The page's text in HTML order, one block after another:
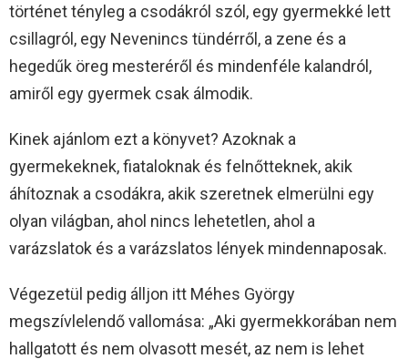
történet tényleg a csodákról szól, egy gyermekké lett
csillagról, egy Nevenincs tündérről, a zene és a
hegedűk öreg mesteréről és mindenféle kalandról,
amiről egy gyermek csak álmodik.
Kinek ajánlom ezt a könyvet? Azoknak a
gyermekeknek, fiataloknak és felnőtteknek, akik
áhítoznak a csodákra, akik szeretnek elmerülni egy
olyan világban, ahol nincs lehetetlen, ahol a
varázslatok és a varázslatos lények mindennaposak.
Végezetül pedig álljon itt Méhes György
megszívlelendő vallomása: „Aki gyermekkorában nem
hallgatott és nem olvasott mesét, az nem is lehet